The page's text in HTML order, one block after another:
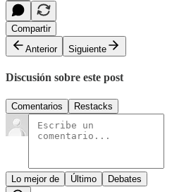
Compartir
Anterior
Siguiente
Discusión sobre este post
Comentarios Restacks
Lo mejor de Último Debates